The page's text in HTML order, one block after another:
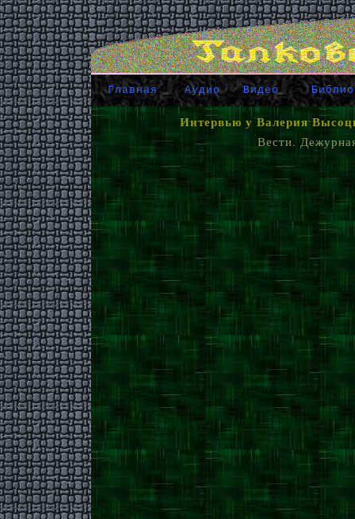
Главная Аудио Видео
Интервью у Валерия
Вести.